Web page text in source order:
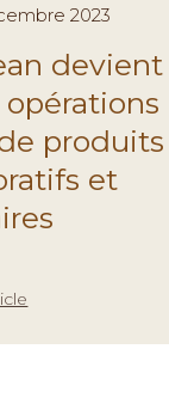
2023
devient
produits
et